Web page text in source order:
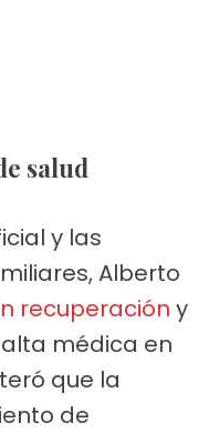
salud
y las
Alberto
recuperación y
médica en
que la
de